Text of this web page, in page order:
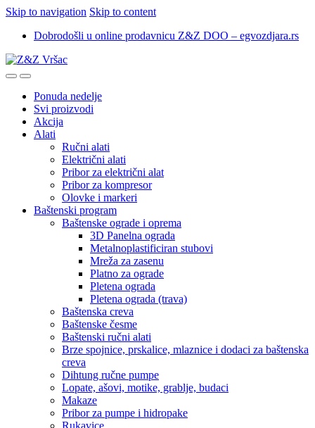
Skip to navigation Skip to content
Dobrodošli u online prodavnicu Z&Z DOO – egvozdjara.rs
Ponuda nedelje
Svi proizvodi
Akcija
Alati
Ručni alati
Električni alati
Pribor za električni alat
Pribor za kompresor
Olovke i markeri
Baštenski program
Baštenske ograde i oprema
3D Panelna ograda
Metalnoplastificiran stubovi
Mreža za zasenu
Platno za ograde
Pletena ograda
Pletena ograda (trava)
Baštenska creva
Baštenske česme
Baštenski ručni alati
Brze spojnice, prskalice, mlaznice i dodaci za baštenska
creva
Dihtung ručne pumpe
Lopate, ašovi, motike, grablje, budaci
Makaze
Pribor za pumpe i hidropake
Rukavice